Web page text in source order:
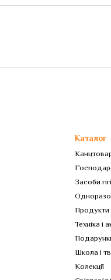
Каталог
Засоби
Продукти
Техніка і
Школа і
Колекції